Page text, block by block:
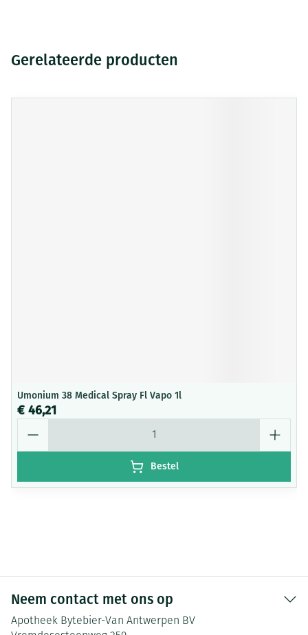
Gerelateerde producten
Umonium 38 Medical Spray Fl Vapo 1l
€ 46,21
Bestel
Neem contact met ons op
Apotheek Bytebier-Van Antwerpen BV